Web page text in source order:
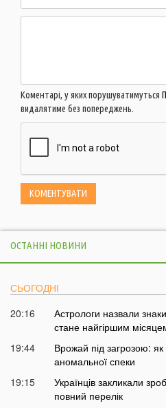
Коментарі, у яких порушуватимуться
видалятиме без попереджень.
ОСТАННІ НОВИНИ
СЬОГОДНІ
20:16
Астрологи назвали
стане найгіршим
19:44
Врожай під загрозою: як
аномальної спеки
19:15
Українців закликали
повний перелік